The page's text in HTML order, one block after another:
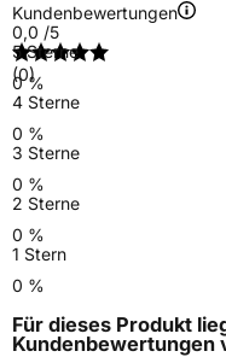
Kundenbewertungen
0,0 /5
(0)
5 Sterne
0 %
4 Sterne
0 %
3 Sterne
0 %
2 Sterne
0 %
1 Stern
0 %
Für dieses Produkt
Kundenbewertungen